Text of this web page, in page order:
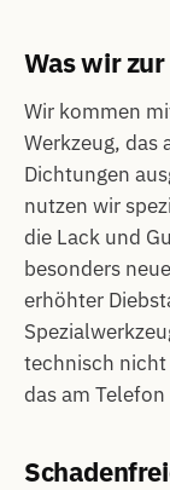
Was wir
Wir kommen
Werkzeug, das
Dichtungen
nutzen wir
die Lack und
besonders
erhöhter
technisch
das am